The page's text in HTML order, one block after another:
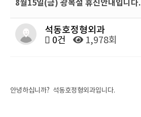
8월15일(금) 광복절 휴진안내입니다.
석동호정형외과
0건
1,978회
안녕하십니까? 석동호정형외과입니다.